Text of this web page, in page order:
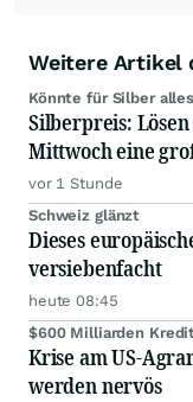
Weitere Artikel
Könnte für Silber
Silberpreis:
Mittwoch eine
vor 1 Stunde
Schweiz glänzt
Dieses
versiebenfacht
heute 08:45
$600 Milliarden
Krise am US-
werden nervös